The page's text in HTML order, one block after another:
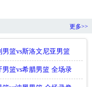
更多>>
男篮vs斯洛文尼亚男篮
男篮vs希腊男篮 全场录